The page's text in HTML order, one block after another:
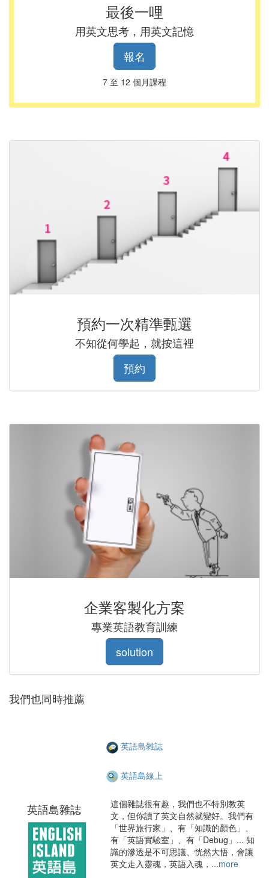
最後一哩
用英文思考，用英文記憶
報名
7 至 12 個月課程
預約一次精準甄選
不知從何學起，就按這裡
預約
企業客製化方案
專業英語教育訓練
solution
我們也同時推薦
英語島雜誌
英語島線上
英語島雜誌
這個雜誌很有趣，我們也不特別教英
文，但你讀了英文自然就變好。我們有
「世界旅行家」、有「知識的顏色」、
有「英語實驗室」、有「Debug」... 知
識的滲透是不可思議、恍然大悟，會讓
英文走入靈魂，英語入魂，...more